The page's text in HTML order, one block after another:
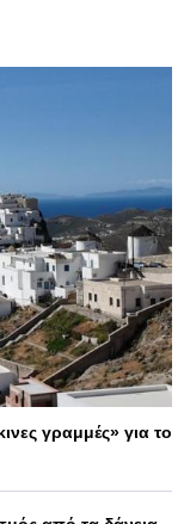
γραμμές» για το